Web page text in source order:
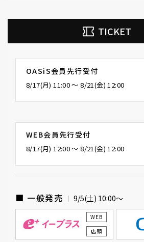
TICKET
OASiS会員先行受付
8/17(月) 11:00 〜 8/21(金) 12:00
WEB会員先行受付
8/17(月) 12:00 〜 8/21(金) 12:00
■ 一般発売 9/5(土) 10:00〜
WEB
店頭